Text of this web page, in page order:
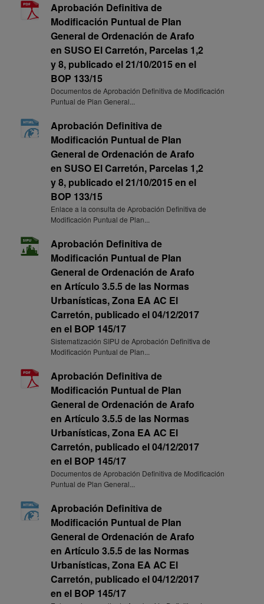
Aprobación Definitiva de
Modificación Puntual de Plan
General de Ordenación de Arafo
en SUSO El Carretón, Parcelas 1,2
y 8, publicado el 21/10/2015 en el
BOP 133/15
Documentos de Aprobación Definitiva de Modificación
Puntual de Plan General...
Aprobación Definitiva de
Modificación Puntual de Plan
General de Ordenación de Arafo
en SUSO El Carretón, Parcelas 1,2
y 8, publicado el 21/10/2015 en el
BOP 133/15
Enlace a la consulta de Aprobación Definitiva de
Modificación Puntual de Plan...
Aprobación Definitiva de
Modificación Puntual de Plan
General de Ordenación de Arafo
en Artículo 3.5.5 de las Normas
Urbanísticas, Zona EA AC El
Carretón, publicado el 04/12/2017
en el BOP 145/17
Sistematización SIPU de Aprobación Definitiva de
Modificación Puntual de Plan...
Aprobación Definitiva de
Modificación Puntual de Plan
General de Ordenación de Arafo
en Artículo 3.5.5 de las Normas
Urbanísticas, Zona EA AC El
Carretón, publicado el 04/12/2017
en el BOP 145/17
Documentos de Aprobación Definitiva de Modificación
Puntual de Plan General...
Aprobación Definitiva de
Modificación Puntual de Plan
General de Ordenación de Arafo
en Artículo 3.5.5 de las Normas
Urbanísticas, Zona EA AC El
Carretón, publicado el 04/12/2017
en el BOP 145/17